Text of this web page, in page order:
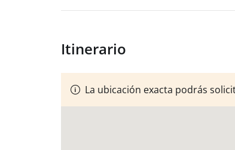
Itinerario
La ubicación exacta podrás